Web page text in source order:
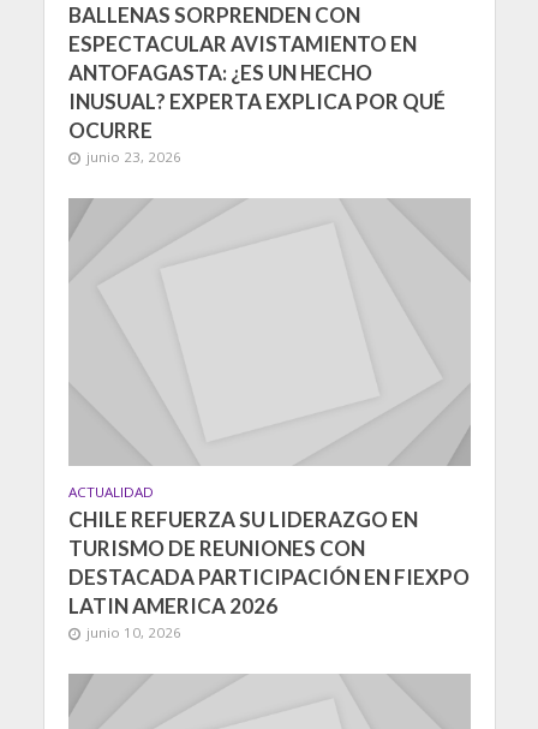
BALLENAS SORPRENDEN CON
ESPECTACULAR AVISTAMIENTO EN
ANTOFAGASTA: ¿ES UN HECHO
INUSUAL? EXPERTA EXPLICA POR QUÉ
OCURRE
junio 23, 2026
ACTUALIDAD
CHILE REFUERZA SU LIDERAZGO EN
TURISMO DE REUNIONES CON
DESTACADA PARTICIPACIÓN EN FIEXPO
LATIN AMERICA 2026
junio 10, 2026